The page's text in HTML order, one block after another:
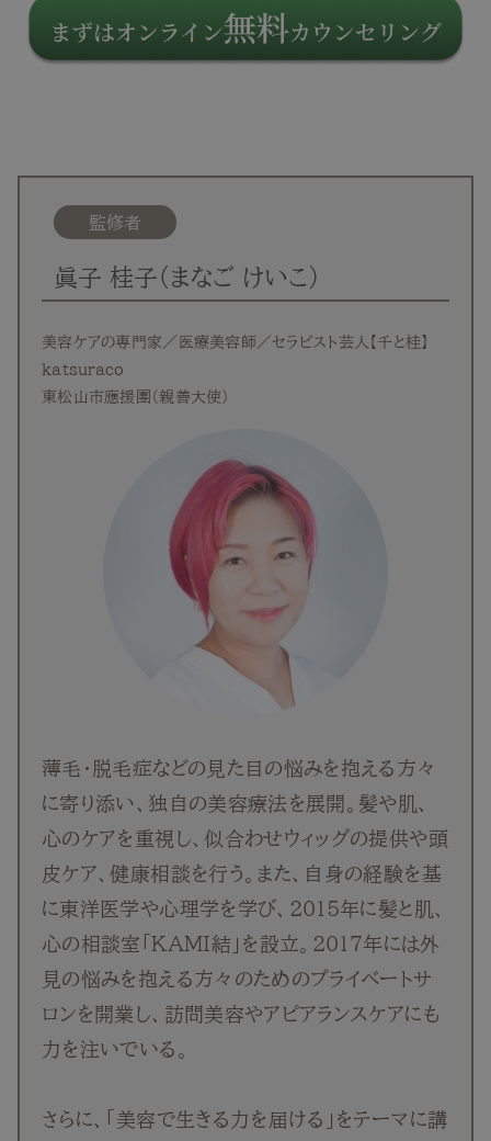
監修者
眞子 桂子（まなご けいこ）
美容ケアの専門家／医療美容師／セラピスト芸人【千と桂】
katsuraco
東松山市應援團（親善大使）
薄毛・脱毛症などの見た目の悩みを抱える方々
に寄り添い、独自の美容療法を展開。髪や肌、
心のケアを重視し、似合わせウィッグの提供や頭
皮ケア、健康相談を行う。また、自身の経験を基
に東洋医学や心理学を学び、2015年に髪と肌、
心の相談室「KAMI結」を設立。2017年には外
見の悩みを抱える方々のためのプライベートサ
ロンを開業し、訪問美容やアピアランスケアにも
力を注いでいる。
さらに、「美容で生きる力を届ける」をテーマに講